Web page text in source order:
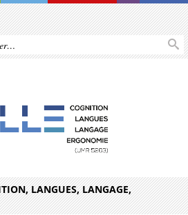
LANGUES, LANGAGE,